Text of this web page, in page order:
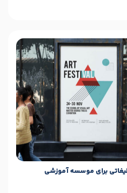
برای موسسه آموزشی